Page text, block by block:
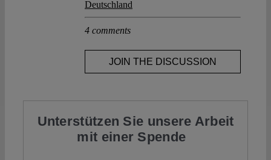
Deutschland
4 comments
JOIN THE DISCUSSION
Unterstützen Sie unsere Arbeit
mit einer Spende